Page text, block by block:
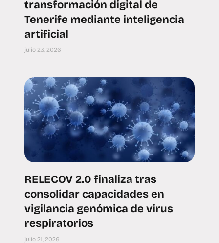
transformación digital de
Tenerife mediante inteligencia
artificial
julio 23, 2026
RELECOV 2.0 finaliza tras
consolidar capacidades en
vigilancia genómica de virus
respiratorios
julio 21, 2026